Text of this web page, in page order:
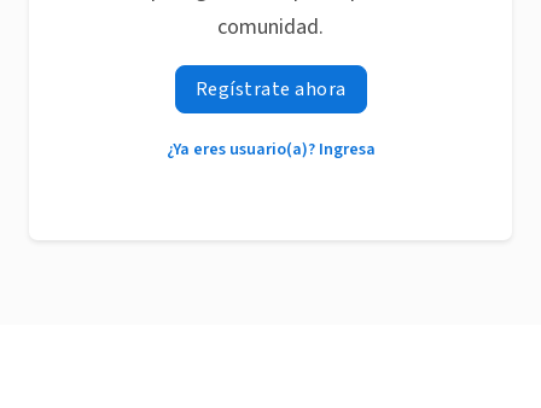
comunidad.
Regístrate ahora
¿Ya eres usuario(a)? Ingresa